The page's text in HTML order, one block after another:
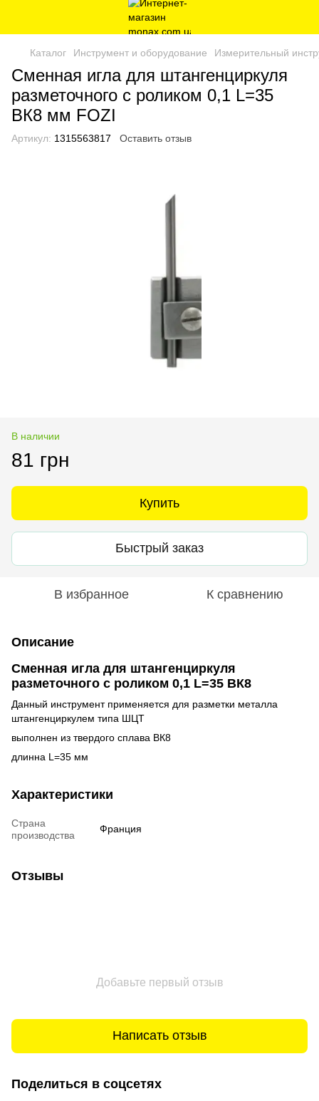
Каталог Инструмент и оборудование Измерительный
Сменная игла для штангенциркуля
разметочного с роликом 0,1 L=35
ВК8 мм FOZI
Артикул: 1315563817 Оставить отзыв
В наличии
81 грн
Купить
Быстрый заказ
В избранное К сравнению
Описание
Сменная игла для штангенциркуля
разметочного с роликом 0,1 L=35 ВК8
Данный инструмент применяется для разметки металла
штангенциркулем типа ШЦТ
выполнен из твердого сплава ВК8
длинна L=35 мм
Характеристики
Страна
производства
Франция
Отзывы
Добавьте первый отзыв
Написать отзыв
Поделиться в соцсетях